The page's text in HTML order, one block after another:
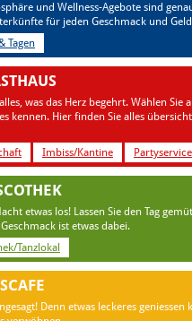
und Wellness-Agebote sind
für jeden Geschmack und
Tagen
was das Herz begehrt. Wählen Sie
kennen. Hier finden Sie alles
Imbiss/Kantine
etwas los! Lassen Sie den Tag
ist etwas dabei.
Tanzlokal
Denn etwas leckeres geniessen